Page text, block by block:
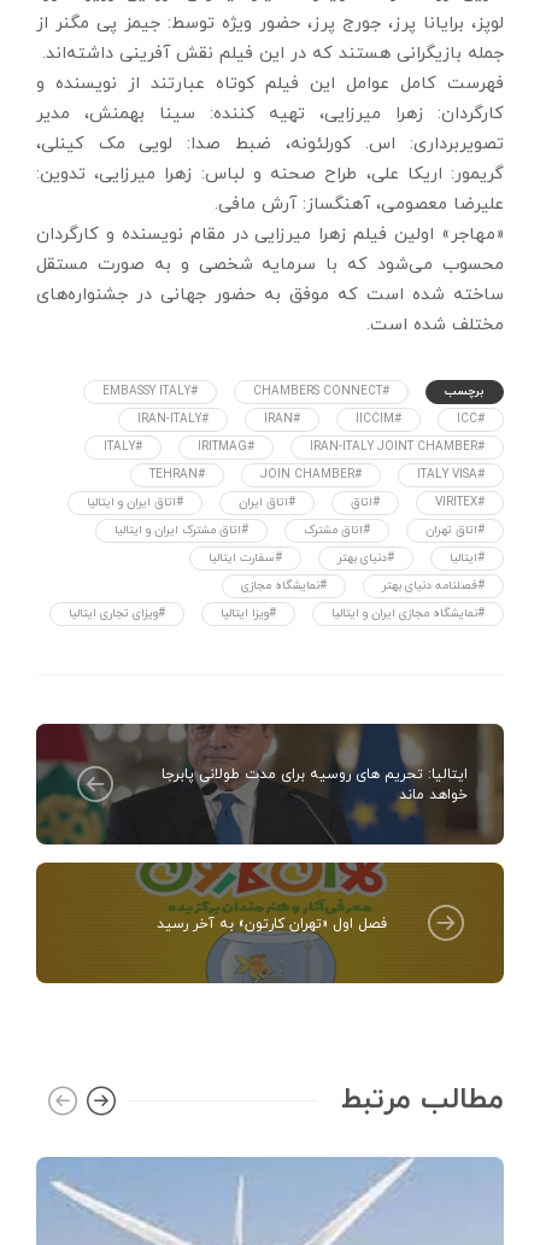
لوپز، برایانا پرز، جورج پرز، حضور ویژه توسط: جیمز پی مگنر از
جمله بازیگرانی هستند که در این فیلم نقش آفرینی داشته‌اند.
فهرست کامل عوامل این فیلم کوتاه عبارتند از نویسنده و
کارگردان: زهرا میرزایی، تهیه کننده: سینا بهمنش، مدیر
تصویربرداری: اس. کورلئونه، ضبط صدا: لویی مک کینلی،
گریمور: اریکا علی، طراح صحنه و لباس: زهرا میرزایی، تدوین:
علیرضا معصومی، آهنگساز: آرش مافی.
«مهاجر» اولین فیلم زهرا میرزایی در مقام نویسنده و کارگردان
محسوب می‌شود که با سرمایه شخصی و به صورت مستقل
ساخته شده است که موفق به حضور جهانی در جشنواره‌های
مختلف شده است.
برچسب #CHAMBERS CONNECT
#EMBASSY ITALY
#ICC
#IICCIM
#IRAN
#IRAN-ITALY
#IRAN-ITALY JOINT CHAMBER
#IRITMAG
#ITALY
#ITALY VISA
#JOIN CHAMBER
#TEHRAN
#VIRITEX
#اتاق #اتاق ایران
#اتاق ایران و ایتالیا
#اتاق تهران
#اتاق مشترک
#اتاق مشترک ایران و ایتالیا
#ایتالیا
#دنیای بهتر
#سفارت ایتالیا
#فصلنامه دنیای بهتر
#نمایشگاه مجازی
#نمایشگاه مجازی ایران و ایتالیا
#ویزا ایتالیا #ویزای تجاری ایتالیا
ایتالیا: تحریم های روسیه برای مدت طولانی پابرجا
خواهد ماند
فصل اول «تهران کارتون» به آخر رسید
مطالب مرتبط